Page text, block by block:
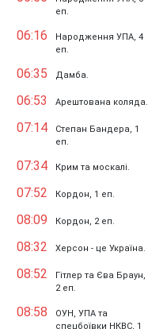
еп.
06:16
Народження УПА, 4
еп.
06:35 Дамба.
06:53 Арештована коляда.
07:14
Степан Бандера, 1
еп.
07:34 Крим та москалі.
07:52 Кордон, 1 еп.
08:09 Кордон, 2 еп.
08:32 Херсон - це Україна.
08:52
Гітлер та Єва Браун,
2 еп.
08:58
ОУН, УПА та
спецбоївки НКВС, 1